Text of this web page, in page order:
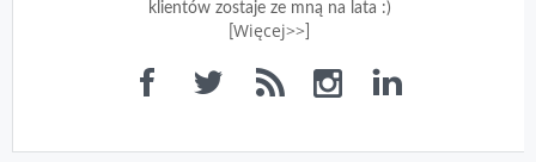
klientów zostaje ze mną na lata :)
Więcej>>